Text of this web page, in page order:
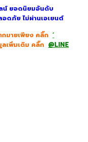
น์ ยอดนิยมอันดับ
อดภัย ไม่ผ่านเอเยนต์
มายเพียง คลิ๊ก ‘
เพิ่มเติม คลิ๊ก @LINE